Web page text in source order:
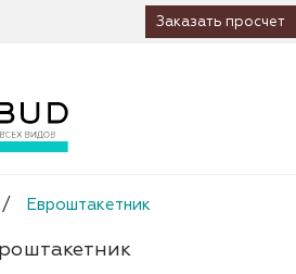
Заказать просчет
/ Евроштакетник